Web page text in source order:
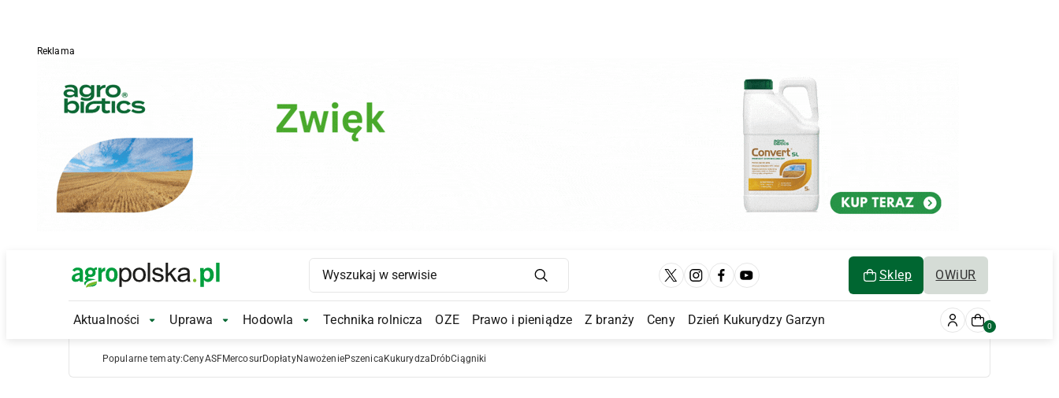
Reklama
Main Logo Sklep OWiUR
Main Navigation
Aktualności Aktualności Submenu
Uprawa Uprawa Submenu
Hodowla Hodowla Submenu
Technika rolnicza OZE Prawo i pieniądze Z branży Ceny Dzień Kukurydzy Garzyn 0
Popularne tematy:CenyASFMercosurDopłatyNawożeniePszenica Kukurydza DróbCiągniki